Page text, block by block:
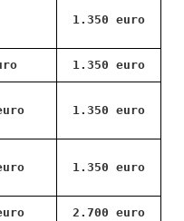
1.350 euro
1.350 euro
1.350 euro
1.350 euro
2.700 euro